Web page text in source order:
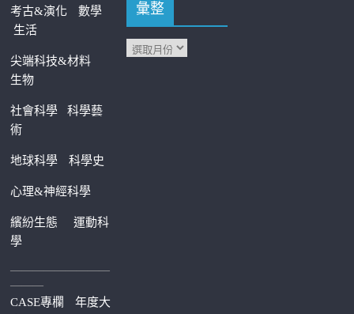
考古&演化
數學
生活
尖端科技&材料
生物
社會科學科學藝
術
地球科學 科學史
心理&神經科學
繽紛生態運動科
學
—————————
———
CASE專欄
年度大
彙整